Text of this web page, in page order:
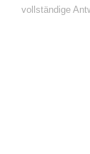
vollständige